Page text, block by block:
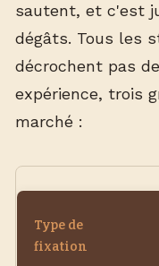
sautent, et c'est
dégâts. Tous les
décrochent pas
expérience, trois
marché :
Type de
fixation